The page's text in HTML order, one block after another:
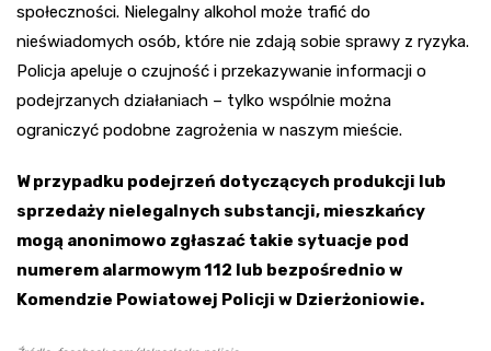
społeczności. Nielegalny alkohol może trafić do
nieświadomych osób, które nie zdają sobie sprawy z ryzyka.
Policja apeluje o czujność i przekazywanie informacji o
podejrzanych działaniach – tylko wspólnie można
ograniczyć podobne zagrożenia w naszym mieście.
W przypadku podejrzeń dotyczących produkcji lub
sprzedaży nielegalnych substancji, mieszkańcy
mogą anonimowo zgłaszać takie sytuacje pod
numerem alarmowym 112 lub bezpośrednio w
Komendzie Powiatowej Policji w Dzierżoniowie.